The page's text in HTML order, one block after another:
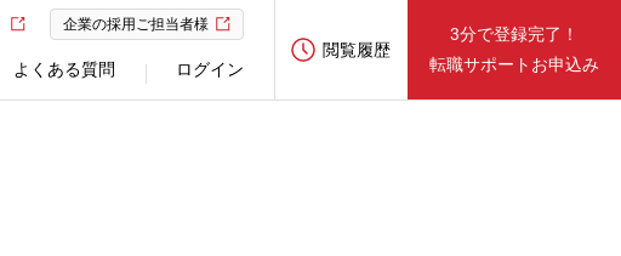
企業の採用ご担当者様
よくある質問 ログイン
閲覧履歴
3分で登録完了！
転職サポートお申込み